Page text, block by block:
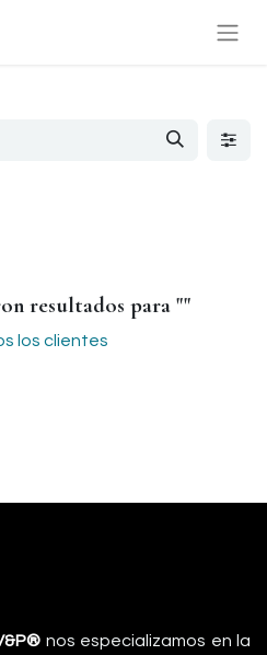
resultados para ""
los clientes
nos especializamos en la